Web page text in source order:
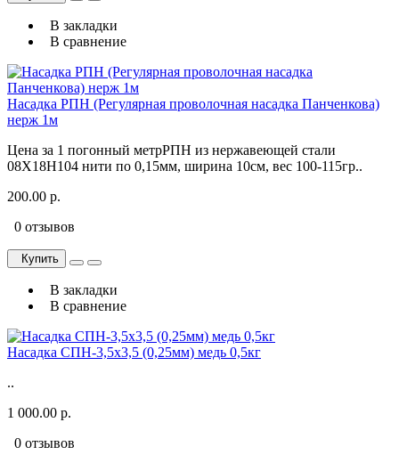
В закладки
В сравнение
Насадка РПН (Регулярная проволочная насадка Панченкова)
нерж 1м
Цена за 1 погонный метрРПН из нержавеющей стали
08Х18Н104 нити по 0,15мм, ширина 10см, вес 100-115гр..
200.00 р.
0 отзывов
Купить
В закладки
В сравнение
Насадка СПН-3,5х3,5 (0,25мм) медь 0,5кг
..
1 000.00 р.
0 отзывов